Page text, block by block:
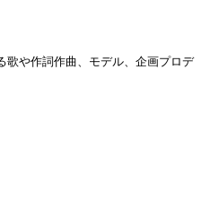
歌や作詞作曲、モデル、企画プロデ